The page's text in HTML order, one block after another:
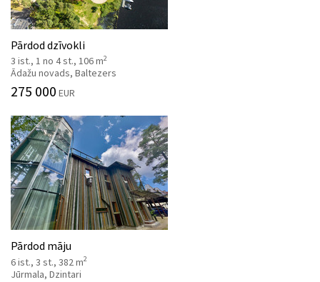
Pārdod dzīvokli
3 ist., 1 no 4 st., 106 m2
Ādažu novads, Baltezers
275 000 EUR
Pārdod māju
6 ist., 3 st., 382 m2
Jūrmala, Dzintari